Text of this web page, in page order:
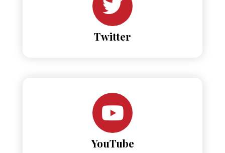
Twitter
YouTube